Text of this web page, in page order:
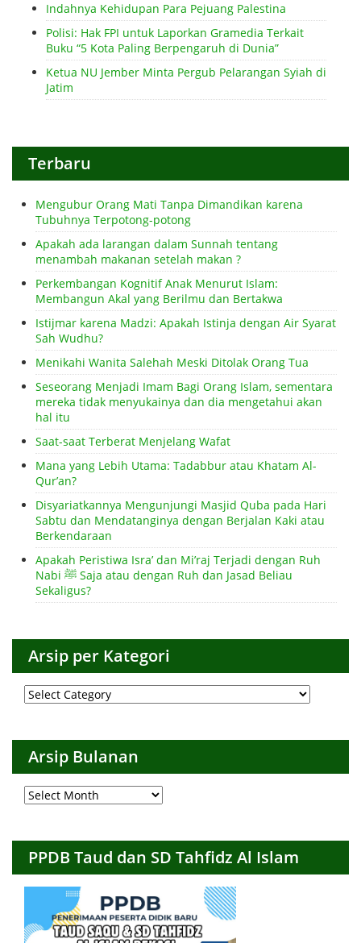
Indahnya Kehidupan Para Pejuang Palestina
Polisi: Hak FPI untuk Laporkan Gramedia Terkait
Buku “5 Kota Paling Berpengaruh di Dunia”
Ketua NU Jember Minta Pergub Pelarangan Syiah di
Jatim
Terbaru
Mengubur Orang Mati Tanpa Dimandikan karena
Tubuhnya Terpotong-potong
Apakah ada larangan dalam Sunnah tentang
menambah makanan setelah makan ?
Perkembangan Kognitif Anak Menurut Islam:
Membangun Akal yang Berilmu dan Bertakwa
Istijmar karena Madzi: Apakah Istinja dengan Air Syarat
Sah Wudhu?
Menikahi Wanita Salehah Meski Ditolak Orang Tua
Seseorang Menjadi Imam Bagi Orang Islam, sementara
mereka tidak menyukainya dan dia mengetahui akan
hal itu
Saat-saat Terberat Menjelang Wafat
Mana yang Lebih Utama: Tadabbur atau Khatam Al-
Qur’an?
Disyariatkannya Mengunjungi Masjid Quba pada Hari
Sabtu dan Mendatanginya dengan Berjalan Kaki atau
Berkendaraan
Apakah Peristiwa Isra’ dan Mi’raj Terjadi dengan Ruh
Nabi ﷺ Saja atau dengan Ruh dan Jasad Beliau
Sekaligus?
Arsip per Kategori
Arsip
per
Arsip Bulanan
Arsip
Bulanan
PPDB Taud dan SD Tahfidz Al Islam